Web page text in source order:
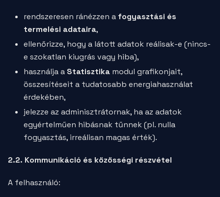
rendszeresen ránézzen a fogyasztási és
termelési adataira,
ellenőrizze, hogy a látott adatok reálisak-e (nincs-
e szokatlan kiugrás vagy hiba),
használja a Statisztika modul grafikonjait,
összesítéseit a tudatosabb energiahasználat
érdekében,
jelezze az adminisztrátornak, ha az adatok
egyértelműen hibásnak tűnnek (pl. nulla
fogyasztás, irreálisan magas érték).
2.2. Kommunikáció és közösségi részvétel
A felhasználó: